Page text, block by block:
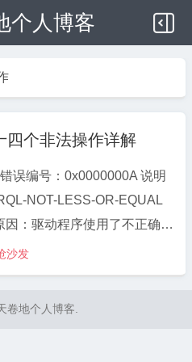
个人博客
四个非法操作详解
误编号：0x0000000A 说明
NOT-LESS-OR-EQUAL
因：驱动程序使用了不正确的
。 解决方法：如果无法登陆，
动计算机。当出现可用的作系
沙发
卷地个人博客.